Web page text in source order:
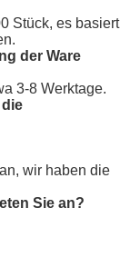
Stück, es basiert
der Ware
3-8 Werktage.
wir haben die
Sie an?